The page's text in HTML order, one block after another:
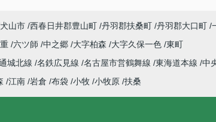
犬山市 西春日井郡豊山町 丹羽郡扶桑町 丹羽郡大口町
六ツ師 中之郷 大字柏森 大字久保一色 東町
城北線 名鉄広見線 名古屋市営鶴舞線 東海道本線 中
江南 岩倉 布袋 小牧 小牧原 扶桑